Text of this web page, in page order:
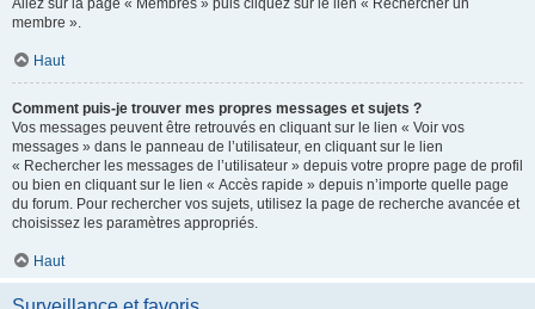
Allez sur la page « Membres » puis cliquez sur le lien « Rechercher un
membre ».
Haut
Comment puis-je trouver mes propres messages et sujets ?
Vos messages peuvent être retrouvés en cliquant sur le lien « Voir vos
messages » dans le panneau de l’utilisateur, en cliquant sur le lien
« Rechercher les messages de l’utilisateur » depuis votre propre page de profil
ou bien en cliquant sur le lien « Accès rapide » depuis n’importe quelle page
du forum. Pour rechercher vos sujets, utilisez la page de recherche avancée et
choisissez les paramètres appropriés.
Haut